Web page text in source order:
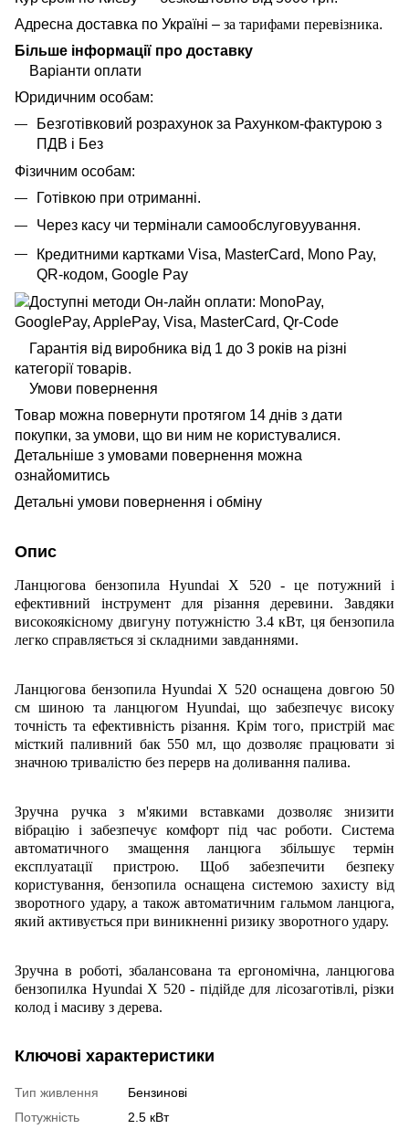
Адресна доставка по Україні – за тарифами перевізника.
Більше інформації про доставку
Варіанти оплати
Юридичним особам:
Безготівковий розрахунок за Рахунком-фактурою з
ПДВ і Без
Фізичним особам:
Готівкою при отриманні.
Через касу чи термінали самообслуговуування.
Кредитними картками Visa, MasterCard, Mono Pay,
QR-кодом, Google Pay
Гарантія від виробника від 1 до 3 років на різні
категорії товарів.
Умови повернення
Товар можна повернути протягом 14 днів з дати
покупки, за умови, що ви ним не користувалися.
Детальніше з умовами повернення можна
ознайомитись
Детальні умови повернення і обміну
Опис
Ланцюгова бензопила Hyundai X 520 - це потужний і
ефективний інструмент для різання деревини. Завдяки
високоякісному двигуну потужністю 3.4 кВт, ця бензопила
легко справляється зі складними завданнями.
Ланцюгова бензопила Hyundai X 520 оснащена довгою 50
см шиною та ланцюгом Hyundai, що забезпечує високу
точність та ефективність різання. Крім того, пристрій має
місткий паливний бак 550 мл, що дозволяє працювати зі
значною тривалістю без перерв на доливання палива.
Зручна ручка з м'якими вставками дозволяє знизити
вібрацію і забезпечує комфорт під час роботи. Система
автоматичного змащення ланцюга збільшує термін
експлуатації пристрою.
Щоб забезпечити безпеку
користування, бензопила оснащена системою захисту від
зворотного удару, а також автоматичним гальмом ланцюга,
який активується при виникненні ризику зворотного удару.
Зручна в роботі, збалансована та ергономічна, ланцюгова
бензопилка Hyundai X 520 - підійде для лісозаготівлі, різки
колод і масиву з дерева.
Ключові характеристики
Тип живлення
Бензинові
Потужність
2.5 кВт